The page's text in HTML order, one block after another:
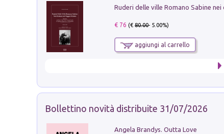
€ 76 (€80.00- 5.00%)
aggiungi al carrello
Bollettino novità distribuite 31/07/2026
Angela Brandys. Outta Love